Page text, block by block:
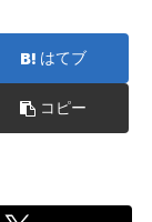
はてブ
コピー